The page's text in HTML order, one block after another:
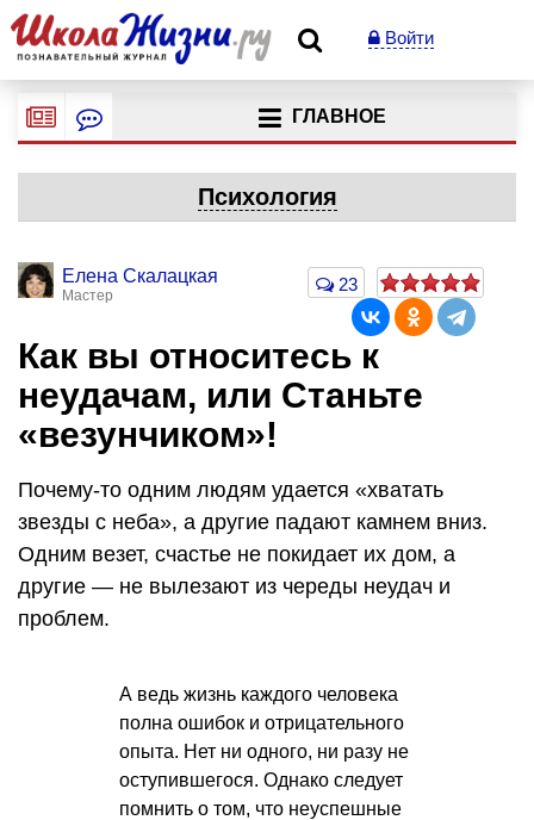
Войти
ГЛАВНОЕ
Психология
Елена Скалацкая
Мастер
23
Как вы относитесь к
неудачам, или Станьте
«везунчиком»!
Почему-то одним людям удается «хватать
звезды с неба», а другие падают камнем вниз.
Одним везет, счастье не покидает их дом, а
другие — не вылезают из череды неудач и
проблем.
А ведь жизнь каждого человека
полна ошибок и отрицательного
опыта. Нет ни одного, ни разу не
оступившегося. Однако следует
помнить о том, что неуспешные